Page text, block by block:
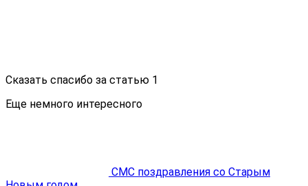
Сказать спасибо за статью 1
Еще немного интересного
СМС поздравления со Старым